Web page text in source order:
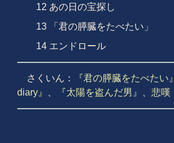
12 あの日の宝探し
13 「君の膵臓をたべたい」
14 エンドロール
さくいん： 『君の膵臓をたべたい』
diary』
、 『太陽を盗んだ男』 、 悲嘆